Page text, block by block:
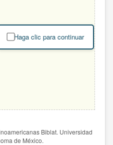
Haga clic para continuar
Biblat. Universidad
de México.